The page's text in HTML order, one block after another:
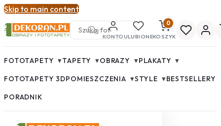
Skip to main content
KONTOULUBIONE
0
KOSZYK
FOTOTAPETY ▾TAPETY ▾OBRAZY ▾PLAKATY ▾
FOTOTAPETY 3DPOMIESZCZENIA ▾STYLE ▾BESTSELLERY
PORADNIK